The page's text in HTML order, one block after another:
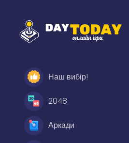
Наш вибір!
2048
Аркади